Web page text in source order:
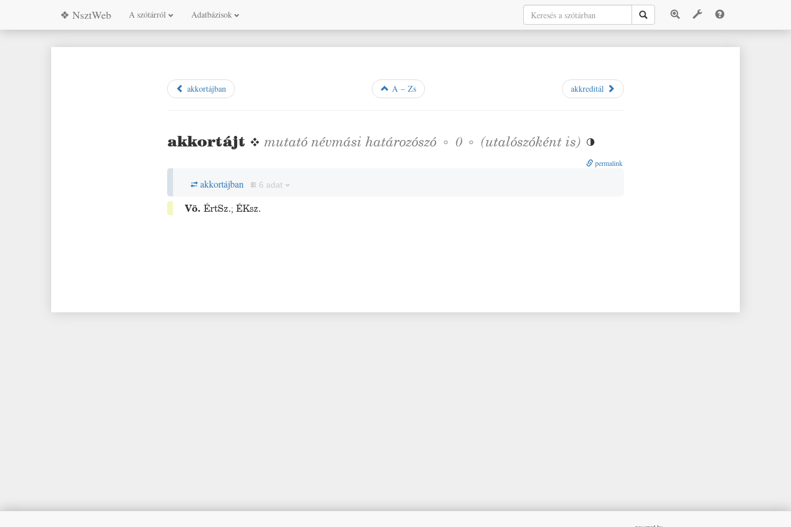
❖ NsztWeb A szótárról Adatbázisok
akkortájban A – Zs akkreditál
akkortájt ❖mutató névmási határozószó ◦ 0◦ (utalószóként is) 
permalink
akkortájban 6 adat
Vö.ÉrtSz.;ÉKsz.